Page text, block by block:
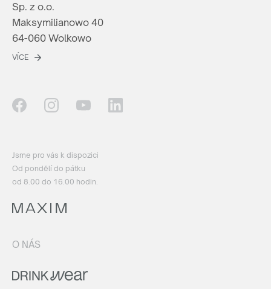
Sp. z o.o.
Maksymilianowo 40
64-060 Wolkowo
VÍCE
Jsme pro vás k dispozici
Od pondělí do pátku
od 8.00 do 16.00 hodin.
O NÁS